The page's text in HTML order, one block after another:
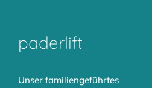
paderlift
Unser familiengeführtes